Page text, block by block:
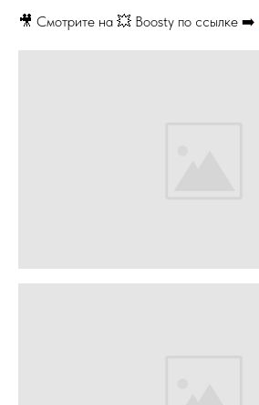
🎥 Смотрите на 💥 Boosty по ссылке ➡️